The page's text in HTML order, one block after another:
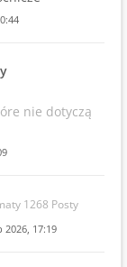
nie dotyczą
1268 Posty
2026, 17:19